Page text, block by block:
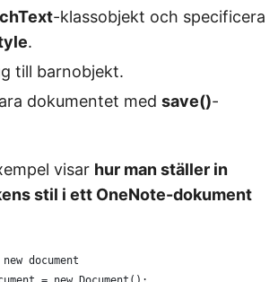
-klassobjekt och specificera
.
till barnobjekt.
dokumentet med save()-
visar hur man ställer in
stil i ett OneNote-dokument
document